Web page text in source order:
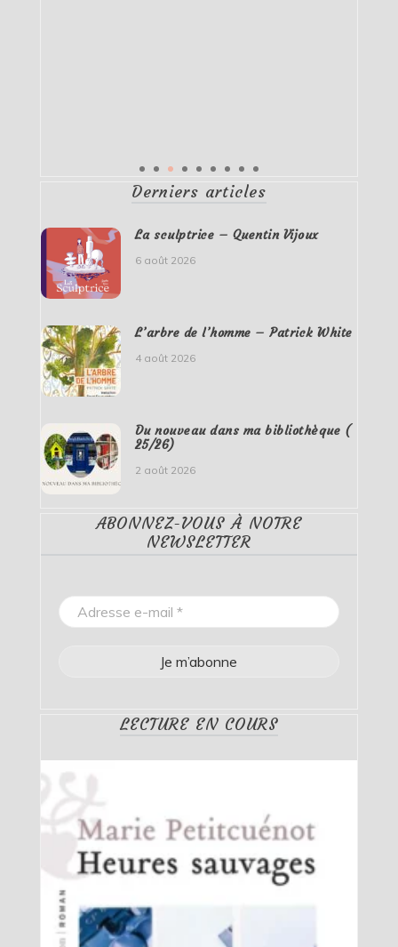
Derniers articles
La sculptrice – Quentin Vijoux
6 août 2026
L’arbre de l’homme – Patrick White
4 août 2026
Du nouveau dans ma bibliothèque (
25/26)
2 août 2026
ABONNEZ-VOUS À NOTRE
NEWSLETTER
LECTURE EN COURS